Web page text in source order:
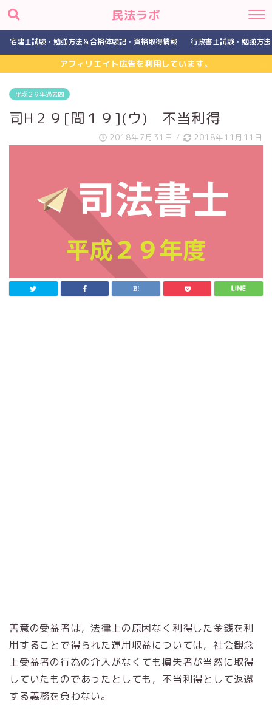
民法ラボ
宅建士試験・勉強方法＆合格体験記・資格取得情報 行政書士試験・勉強方
アフィリエイト広告を利用しています。
平成２９年過去問
司H２９[問１９](ウ) 不当利得
2018年7月31日 / 2018年11月11日
善意の受益者は，法律上の原因なく利得した金銭を利
用することで得られた運用収益については，社会観念
上受益者の行為の介入がなくても損失者が当然に取得
していたものであったとしても，不当利得として返還
する義務を負わない。